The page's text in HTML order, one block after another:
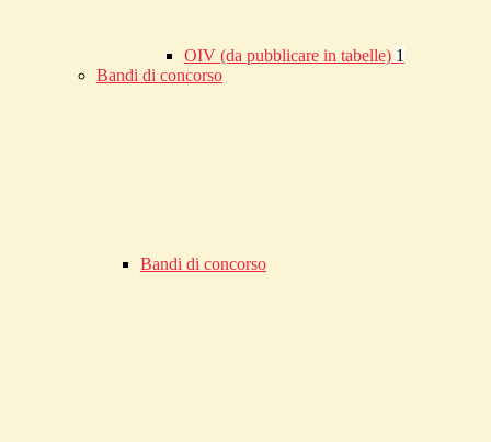
OIV (da pubblicare in tabelle) 1
Bandi di concorso
Bandi di concorso